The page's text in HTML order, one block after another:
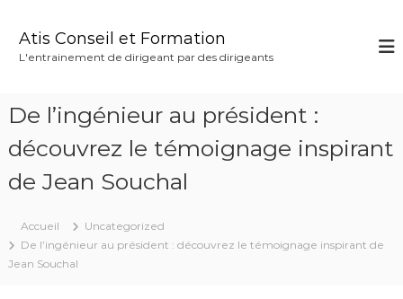
Atis Conseil et Formation
L'entrainement de dirigeant par des dirigeants
De l’ingénieur au président :
découvrez le témoignage inspirant
de Jean Souchal
Accueil
Uncategorized
De l’ingénieur au président : découvrez le témoignage inspirant de
Jean Souchal